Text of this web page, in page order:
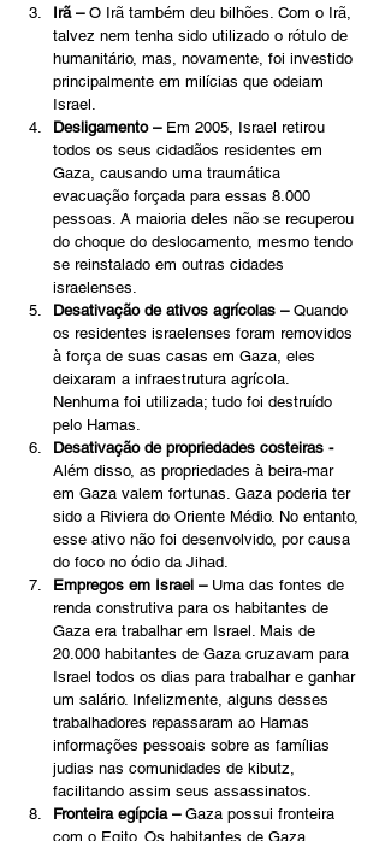
Irã – O Irã também deu bilhões. Com o Irã,
talvez nem tenha sido utilizado o rótulo de
humanitário, mas, novamente, foi investido
principalmente em milícias que odeiam
Israel.
Desligamento – Em 2005, Israel retirou
todos os seus cidadãos residentes em
Gaza, causando uma traumática
evacuação forçada para essas 8.000
pessoas. A maioria deles não se recuperou
do choque do deslocamento, mesmo tendo
se reinstalado em outras cidades
israelenses.
Desativação de ativos agrícolas – Quando
os residentes israelenses foram removidos
à força de suas casas em Gaza, eles
deixaram a infraestrutura agrícola.
Nenhuma foi utilizada; tudo foi destruído
pelo Hamas.
Desativação de propriedades costeiras -
Além disso, as propriedades à beira-mar
em Gaza valem fortunas. Gaza poderia ter
sido a Riviera do Oriente Médio. No entanto,
esse ativo não foi desenvolvido, por causa
do foco no ódio da Jihad.
Empregos em Israel – Uma das fontes de
renda construtiva para os habitantes de
Gaza era trabalhar em Israel. Mais de
20.000 habitantes de Gaza cruzavam para
Israel todos os dias para trabalhar e ganhar
um salário. Infelizmente, alguns desses
trabalhadores repassaram ao Hamas
informações pessoais sobre as famílias
judias nas comunidades de kibutz,
facilitando assim seus assassinatos.
Fronteira egípcia – Gaza possui fronteira
com o Egito. Os habitantes de Gaza